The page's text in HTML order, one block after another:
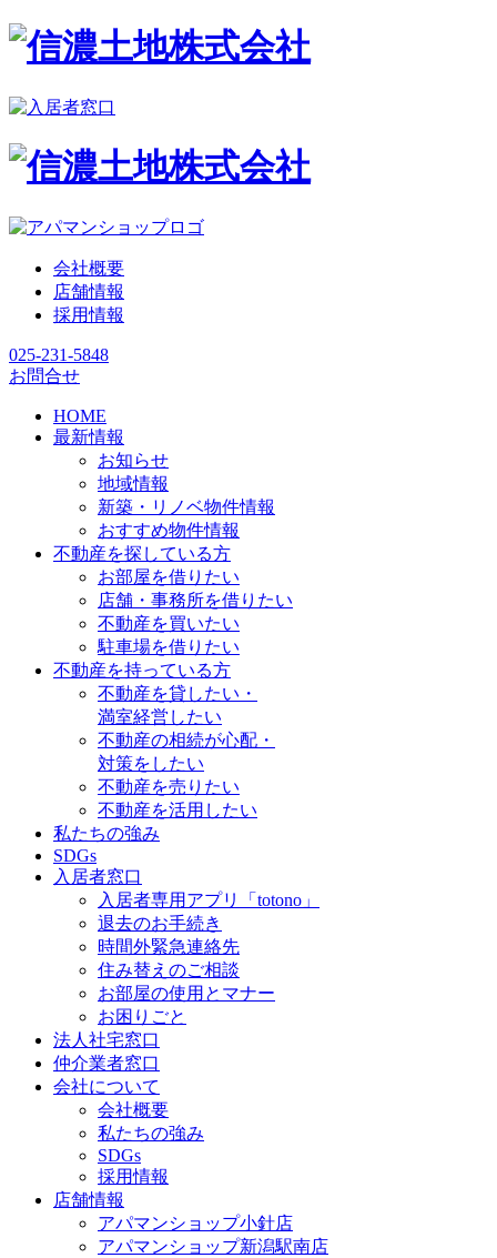
会社概要
店舗情報
採用情報
025-231-5848
お問合せ
HOME
最新情報
お知らせ
地域情報
新築・リノベ物件情報
おすすめ物件情報
不動産を探している方
お部屋を借りたい
店舗・事務所を借りたい
不動産を買いたい
駐車場を借りたい
不動産を持っている方
不動産を貸したい・
満室経営したい
不動産の相続が心配・
対策をしたい
不動産を売りたい
不動産を活用したい
私たちの強み
SDGs
入居者窓口
入居者専用アプリ「totono」
退去のお手続き
時間外緊急連絡先
住み替えのご相談
お部屋の使用とマナー
お困りごと
法人社宅窓口
仲介業者窓口
会社について
会社概要
私たちの強み
SDGs
採用情報
店舗情報
アパマンショップ小針店
アパマンショップ新潟駅南店